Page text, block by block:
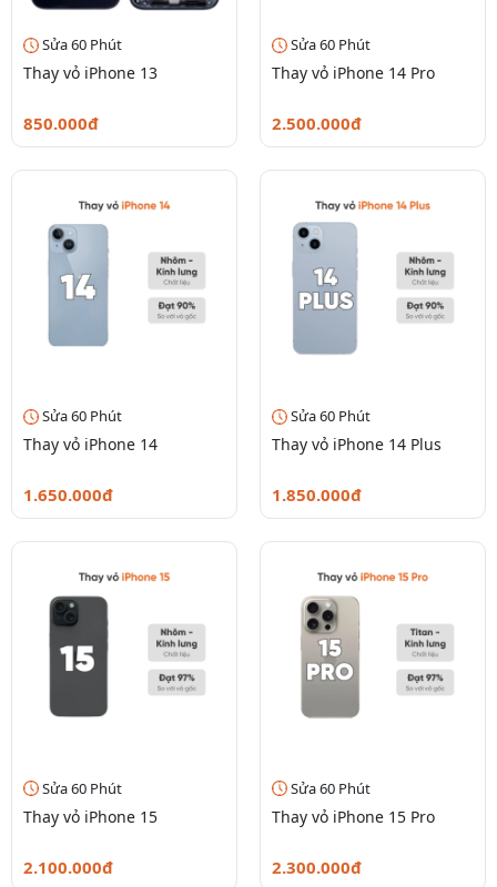
Sửa 60 Phút
Thay vỏ iPhone 13
850.000đ
Sửa 60 Phút
Thay vỏ iPhone 14 Pro
2.500.000đ
Sửa 60 Phút
Thay vỏ iPhone 14
1.650.000đ
Sửa 60 Phút
Thay vỏ iPhone 14 Plus
1.850.000đ
Sửa 60 Phút
Thay vỏ iPhone 15
2.100.000đ
Sửa 60 Phút
Thay vỏ iPhone 15 Pro
2.300.000đ